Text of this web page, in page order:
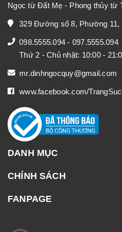
Ngọc từ Đất Mẹ - Phong thủy từ
329 Đường số 8, Phường 11,
098.5555.094 - 097.5555.094
Thứ 2 - Chủ nhật: 10:00 -
mr.dinhngocquy@gmail.com
www.facebook.com/
DANH MỤC
CHÍNH SÁCH
FANPAGE